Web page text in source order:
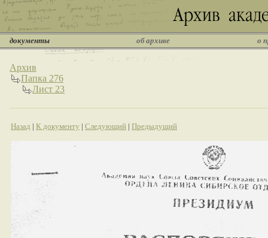
документы об архиве о
Архив
Папка 276
Лист 23
Назад | К документу | Следующий | Предыдущий